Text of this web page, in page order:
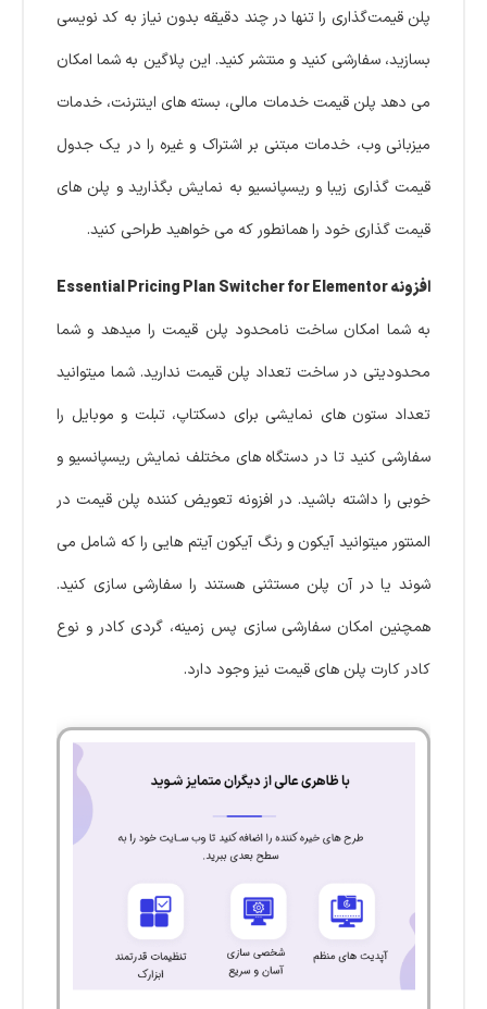
پلن قیمت‌گذاری را تنها در چند دقیقه بدون نیاز به کد نویسی
بسازید، سفارشی کنید و منتشر کنید. این پلاگین به شما امکان
می دهد پلن قیمت خدمات مالی، بسته های اینترنت، خدمات
میزبانی وب، خدمات مبتنی بر اشتراک و غیره را در یک جدول
قیمت گذاری زیبا و ریسپانسیو به نمایش بگذارید و پلن های
قیمت گذاری خود را همانطور که می خواهید طراحی کنید.
افزونه Essential Pricing Plan Switcher for Elementor
به شما امکان ساخت نامحدود پلن قیمت را میدهد و شما
محدودیتی در ساخت تعداد پلن قیمت ندارید. شما میتوانید
تعداد ستون های نمایشی برای دسکتاپ، تبلت و موبایل را
سفارشی کنید تا در دستگاه های مختلف نمایش ریسپانسیو و
خوبی را داشته باشید. در افزونه تعویض کننده پلن قیمت در
المنتور میتوانید آیکون و رنگ آیکون آیتم هایی را که شامل می
شوند یا در آن پلن مستثنی هستند را سفارشی سازی کنید.
همچنین امکان سفارشی سازی پس زمینه، گردی کادر و نوع
کادر کارت پلن های قیمت نیز وجود دارد.